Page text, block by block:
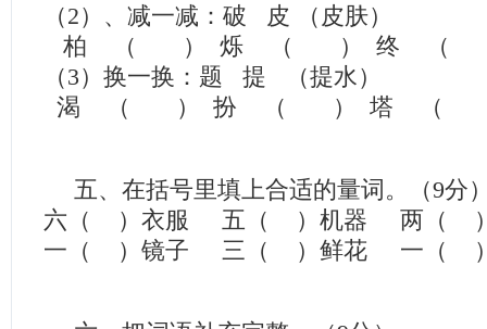
（2）、减一减：破 皮 （皮肤）
柏 （ ） 烁 （ ） 终 （
（3）换一换：题 提 （提水）
渴 （ ） 扮 （ ） 塔 （
五、在括号里填上合适的量词。（9分
六（ ）衣服 五（ ）机器 两（
一（ ）镜子 三（ ）鲜花 一（